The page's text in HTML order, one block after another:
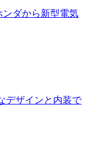
ンダから新型電気
デザインと内装で